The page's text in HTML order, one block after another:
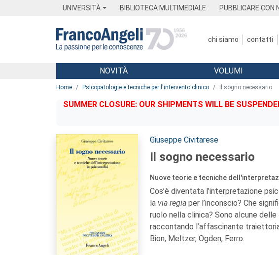
UNIVERSITÀ BIBLIOTECA MULTIMEDIALE PUBBLICARE CON
chi siamo contatti
Menu
NOVITÀ VOLUMI
Home Psicopatologie e tecniche per l'intervento clinico Il sogno necessario
SUMMER CLOSURE: OUR SHIPMENTS WILL BE
Autori:
Giuseppe Civitarese
Il sogno necessario
Nuove teorie e tecniche
Cos’è diventata l’interpretazione
la via regia per l’inconscio? Che
ruolo nella clinica? Sono alcune
raccontando l’affascinante
Bion, Meltzer, Ogden, Ferro.